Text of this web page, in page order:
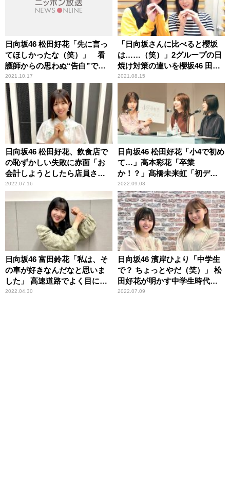
日向坂46 松田好花「先に言っ
てほしかったな（笑）」 看
護師からの思わぬ“告白”で頭
が真っ白になった顛末を明か
す
2021.10.17
「日向坂さんに比べると櫻坂
は……（笑）」2グループの日
焼け対策の違いを櫻坂46 田村
保乃＆尾関梨香が振り返る
2021.08.15
日向坂46 松田好花、飲食店で
の恥ずかしい失敗に赤面「お
会計しようとしたら店員さん
が……」
2022.07.16
日向坂46 松田好花「小4で初め
て…」高本彩花「卒業
か！？」髙橋未来虹「初デー
ト！」 どこにも出してない
新情報を続々公開の『日向坂
46松田好花の日向坂高校放送
部』公開収録イベントレポー
ト＜前編＞到着！
2022.09.03
日向坂46 富田鈴花「私は、そ
の車が好きなんだなと思いま
した」 高速道路でよく目につ
く車種を明かす
2022.04.30
日向坂46 濱岸ひより「中学生
で？ ちょっとやだ（笑）」 松
田好花が明かす中学生時代の
恥ずかしい一人称に苦笑
2022.07.09